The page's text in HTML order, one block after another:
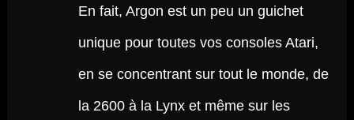
En fait, Argon est un peu un guichet
unique pour toutes vos consoles Atari,
en se concentrant sur tout le monde, de
la 2600 à la Lynx et même sur les